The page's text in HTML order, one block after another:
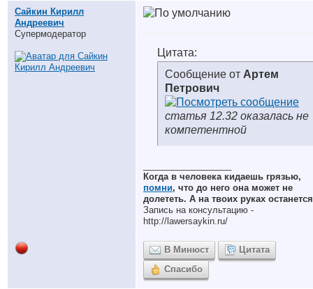
Сайкин Кирилл
Андреевич
Супермодератор
Цитата:
Сообщение от Артем
Петрович
статья 12.32 оказалась не
компетентной
Когда в человека кидаешь грязью,
помни, что до него она может не
долететь. А на твоих руках
Запись на консультацию -
http://lawersaykin.ru/
В Минюст
Цитата
Спасибо